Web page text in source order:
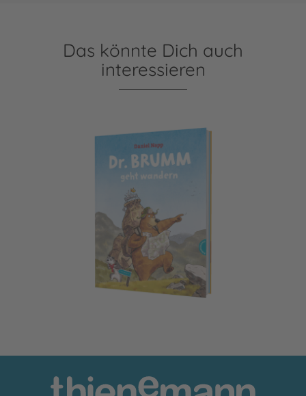
Das könnte Dich auch
interessieren
Dr. Brumm: Dr. Brumm geht wandern